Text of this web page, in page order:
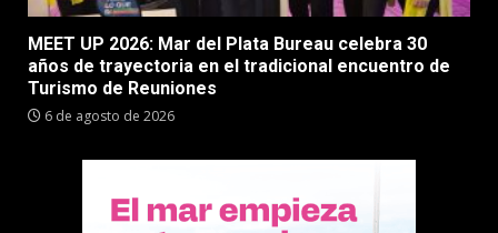
MEET UP 2026: Mar del Plata Bureau celebra 30
años de trayectoria en el tradicional encuentro de
Turismo de Reuniones
6 de agosto de 2026